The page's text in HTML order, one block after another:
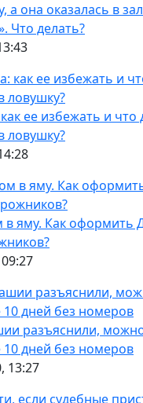
а она оказалась в
Что делать?
ее избежать и что
ловушку?
в яму. Как оформить
разъяснили,
дней без номеров
13:27